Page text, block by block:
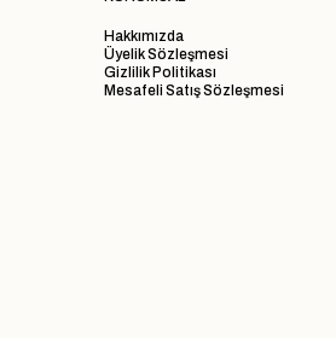
Hakkımızda
Üyelik Sözleşmesi
Gizlilik Politikası
Mesafeli Satış Sözleşmesi